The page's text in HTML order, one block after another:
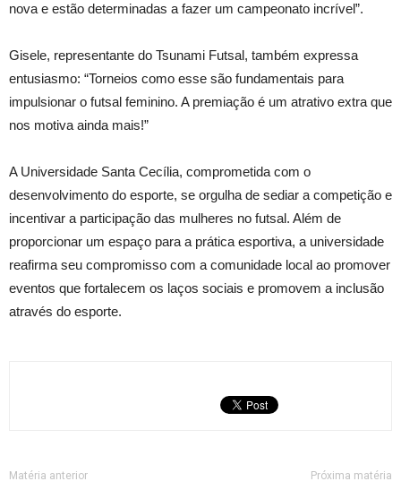
nova e estão determinadas a fazer um campeonato incrível”.
Gisele, representante do Tsunami Futsal, também expressa
entusiasmo: “Torneios como esse são fundamentais para
impulsionar o futsal feminino. A premiação é um atrativo extra que
nos motiva ainda mais!”
A Universidade Santa Cecília, comprometida com o
desenvolvimento do esporte, se orgulha de sediar a competição e
incentivar a participação das mulheres no futsal. Além de
proporcionar um espaço para a prática esportiva, a universidade
reafirma seu compromisso com a comunidade local ao promover
eventos que fortalecem os laços sociais e promovem a inclusão
através do esporte.
Matéria anterior Próxima matéria